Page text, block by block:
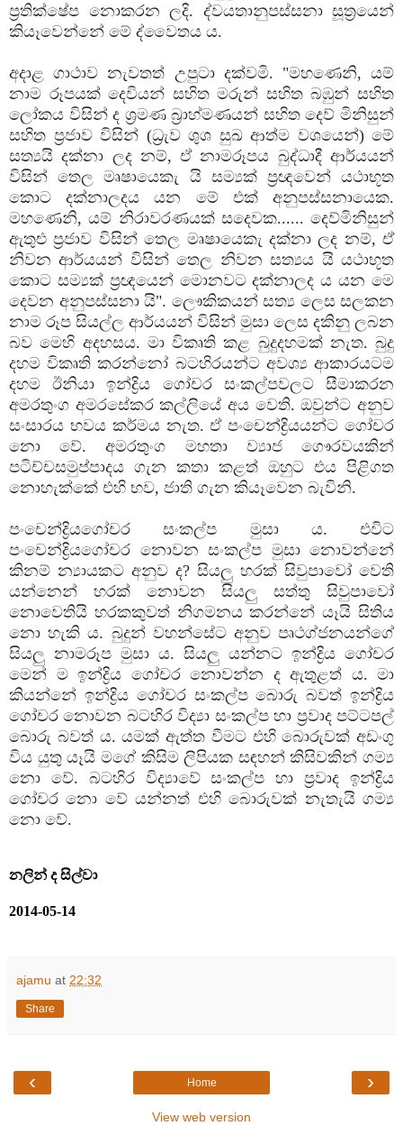
ප්‍රතික්‌ෂේප නොකරන ලදි. ද්වයතානුපස්‌සනා සූත්‍රයෙන්
කියෑවෙන්නේ මේ ද්වෛතය ය.
අදාළ ගාථාව නැවතත් උපුටා දක්‌වමි. "මහණෙනි, යම්
නාම රූපයක්‌ දෙවියන් සහිත මරුන් සහිත බඹුන් සහිත
ලෝකය විසින් ද ශ්‍රමණ බ්‍රාහ්මණයන් සහිත දෙව් මිනිසුන්
සහිත ප්‍රජාව විසින් (ධ්‍රැව ශුශ සුඛ ආත්ම වශයෙන්) මේ
සත්‍යයි දක්‌නා ලද නම්, ඒ නාමරූපය බුද්ධාදී ආර්යයන්
විසින් තෙල මෘෂායෙකැ යි සම්‍යක්‌ ප්‍රඥවෙන් යථාභූත
කොට දක්‌නාලදය යන මේ එක්‌ අනුපස්‌සනායෙක.
මහණෙනි, යම් නිරාවරණයක්‌ සදෙවක...... දෙව්මිනිසුන්
ඇතුළු ප්‍රජාව විසින් තෙල මෘෂායෙකැ දක්‌නා ලද නම්, ඒ
නිවන ආර්යයන් විසින් තෙල නිවන සත්‍යය යි යථාභූත
කොට සම්‍යක්‌ ප්‍රඥයෙන් මොනවට දක්‌නාලද ය යන මෙ
දෙවන අනුපස්‌සනා යි". ලෞකිකයන් සත්‍ය ලෙස සලකන
නාම රූප සියල්ල ආර්යයන් විසින් මුසා ලෙස දකිනු ලබන
බව මෙහි අදහසය. මා විකෘති කළ බුදුදහමක්‌ නැත. බුදු
දහම විකෘති කරන්නෝ බටහිරයන්ට අවශ්‍ය ආකාරයටම
දහම ඊනියා ඉන්ද්‍රිය ගෝචර සංකල්පවලට සීමාකරන
අමරතුංග අමරසේකර කල්ලියේ අය වෙති. ඔවුන්ට අනුව
සංසාරය භවය කර්මය නැත. ඒ පංචෙන්ද්‍රියයන්ට ගෝචර
නො වේ. අමරතුංග මහතා ව්‍යාජ ගෞරවයකින්
පටිච්චසමුප්පාදය ගැන කතා කළත් ඔහුට එය පිළිගත
නොහැක්‌කේ එහි භව, ජාති ගැන කියෑවෙන බැවිනි.
පංචෙන්ද්‍රියගෝචර සංකල්ප මුසා ය. එවිට
පංචෙන්ද්‍රියගෝචර නොවන සංකල්ප මුසා නොවන්නේ
කිනම් න්‍යායකට අනුව ද? සියලු හරක්‌ සිවුපාවෝ වෙති
යන්නෙන් හරක්‌ නොවන සියලු සත්තු සිවුපාවෝ
නොවෙතියි හරකකුවත් නිගමනය කරන්නේ යෑයි සිතිය
නො හැකි ය. බුදුන් වහන්සේට අනුව පෘථග්ජනයන්ගේ
සියලු නාමරූප මුසා ය. සියලු යන්නට ඉන්ද්‍රිය ගෝචර
මෙන් ම ඉන්ද්‍රිය ගෝචර නොවන්න ද ඇතුළත් ය. මා
කියන්නේ ඉන්ද්‍රිය ගෝචර සංකල්ප බොරු බවත් ඉන්ද්‍රිය
ගෝචර නොවන බටහිර විද්‍යා සංකල්ප හා ප්‍රවාද පට්‌ටපල්
බොරු බවත් ය. යමක්‌ ඇත්ත වීමට එහි බොරුවක්‌ අඩංගු
විය යුතු යෑයි මගේ කිසිම ලිපියක සඳහන් කිසිවකින් ගම්‍ය
නො වේ. බටහිර විද්‍යාවේ සංකල්ප හා ප්‍රවාද ඉන්ද්‍රිය
ගෝචර නො වේ යන්නත් එහි බොරුවක්‌ නැතැයි ගම්‍ය
නො වේ.
නලින් ද සිල්වා
2014-05-14
ajamu at 22:32
Share
‹ ›
Home
View web version